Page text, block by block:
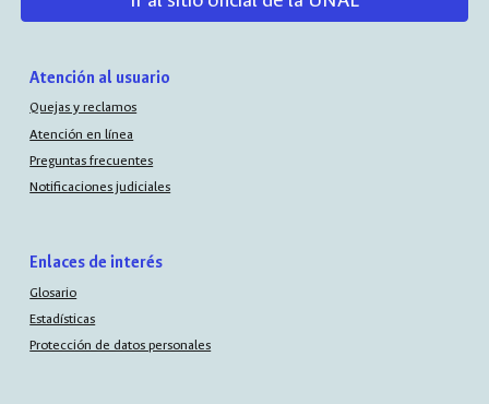
Atención al usuario
Quejas y reclamos
Atención en línea
Preguntas frecuentes
Notificaciones judiciales
Enlaces de interés
Glosario
Estadísticas
Protección de datos personales